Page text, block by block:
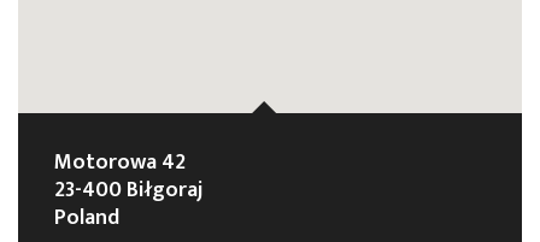
Motorowa 42
23-400 Biłgoraj
Poland